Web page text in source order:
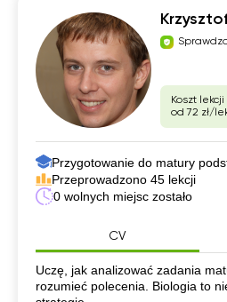
Koszt lekcji
od 72 zł/
Przygotowanie do matury
Przeprowadzono 45 lekcji
0 wolnych miejsc zostało
CV
CV
Uczę, jak analizować zadania
rozumieć polecenia. Biologia to